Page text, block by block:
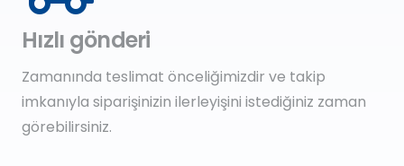
Hızlı gönderi
Zamanında teslimat önceliğimizdir ve takip
imkanıyla siparişinizin ilerleyişini istediğiniz zaman
görebilirsiniz.